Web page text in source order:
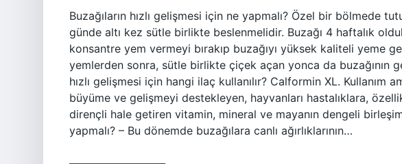
Buzağıların hızlı gelişmesi için ne yapmalı? Özel bir bölmede
günde altı kez sütle birlikte beslenmelidir. Buzağı 4 haftalık
konsantre yem vermeyi bırakıp buzağıyı yüksek kaliteli yeme
yemlerden sonra, sütle birlikte çiçek açan yonca da buzağının
hızlı gelişmesi için hangi ilaç kullanılır? Calformin XL. Kullanım
büyüme ve gelişmeyi destekleyen, hayvanları hastalıklara,
dirençli hale getiren vitamin, mineral ve mayanın dengeli
yapmalı? – Bu dönemde buzağılara canlı ağırlıklarının…